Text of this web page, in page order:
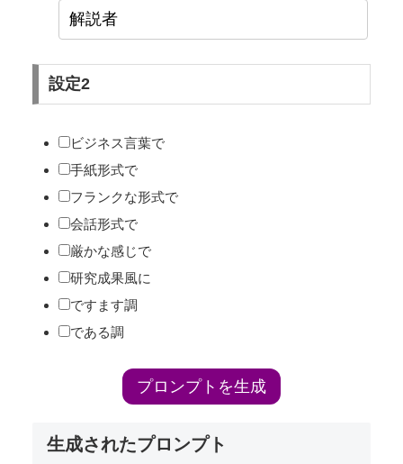
設定2
ビジネス言葉で
手紙形式で
フランクな形式で
会話形式で
厳かな感じで
研究成果風に
ですます調
である調
プロンプトを生成
生成されたプロンプト